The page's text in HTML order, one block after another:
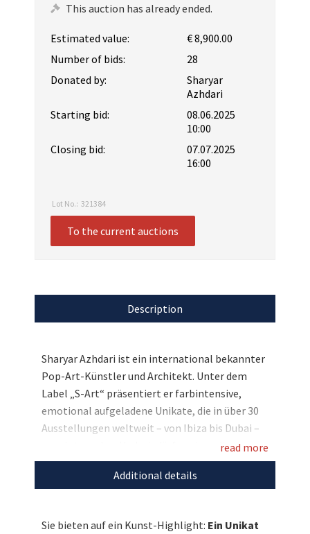
This auction has already ended.
Estimated value:
€ 8,900.00
Number of bids:
28
Donated by:
Sharyar
Azhdari
Starting bid:
08.06.2025
10:00
Closing bid:
07.07.2025
16:00
Lot No.: 321384
To the current auctions
Description
Sharyar Azhdari ist ein international bekannter
Pop-Art-Künstler und Architekt. Unter dem
Label „S-Art“ präsentiert er farbintensive,
emotional aufgeladene Unikate, die in über 30
Ausstellungen weltweit – von Ibiza bis Dubai –
gezeigt werden. Und wir dürfen eines dieser
einmaligen Werke versteigern: Es zeigt
Schauspielerin und Stil-Ikone Audrey Hepburn.
read more
Additional details
Sie bieten auf ein Kunst-Highlight: Ein Unikat